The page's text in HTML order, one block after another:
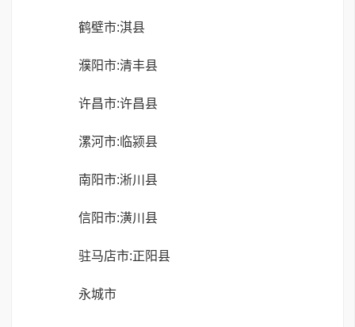
鹤壁市:淇县
濮阳市:清丰县
许昌市:许昌县
漯河市:临颍县
南阳市:淅川县
信阳市:潢川县
驻马店市:正阳县
永城市